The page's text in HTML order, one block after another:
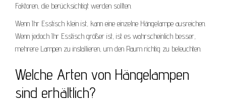
Faktoren, die berücksichtigt werden sollten.
Wenn Ihr Esstisch klein ist, kann eine einzelne Hängelampe ausreichen.
Wenn jedoch Ihr Esstisch größer ist, ist es wahrscheinlich besser,
mehrere Lampen zu installieren, um den Raum richtig zu beleuchten.
Welche Arten von Hängelampen
sind erhältlich?